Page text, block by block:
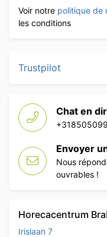
Voir notre politique de
les conditions
Trustpilot
Chat en
Envoyer
Nous
ouvrables !
Horecacentrum
Irislaan 7